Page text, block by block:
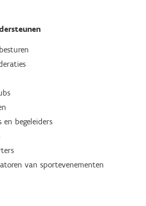
en begeleiders
van sportevenementen